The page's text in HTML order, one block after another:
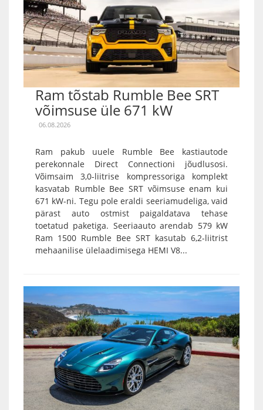
Ram tõstab Rumble Bee SRT
võimsuse üle 671 kW
06.08.2026
Ram pakub uuele Rumble Bee kastiautode
perekonnale Direct Connectioni jõudlusosi.
Võimsaim 3,0-liitrise kompressoriga komplekt
kasvatab Rumble Bee SRT võimsuse enam kui
671 kW-ni. Tegu pole eraldi seeriamudeliga, vaid
pärast auto ostmist paigaldatava tehase
toetatud paketiga. Seeriaauto arendab 579 kW
Ram 1500 Rumble Bee SRT kasutab 6,2-liitrist
mehaanilise ülelaadimisega HEMI V8...